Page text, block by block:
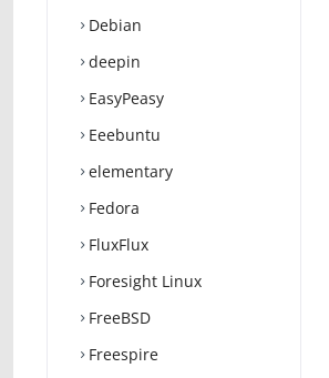
Debian
deepin
EasyPeasy
Eeebuntu
elementary
Fedora
FluxFlux
Foresight Linux
FreeBSD
Freespire